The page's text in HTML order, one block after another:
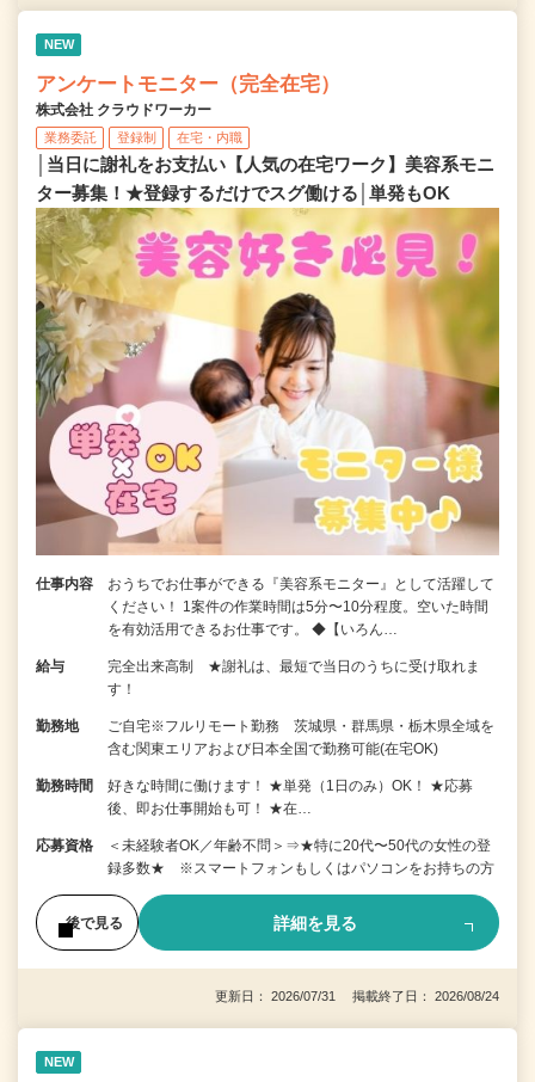
NEW
アンケートモニター（完全在宅）
株式会社 クラウドワーカー
業務委託 登録制 在宅・内職
│当日に謝礼をお支払い【人気の在宅ワーク】美容系モニ
ター募集！★登録するだけでスグ働ける│単発もOK
仕事内容
おうちでお仕事ができる『美容系モニター』として活躍して
ください！ 1案件の作業時間は5分〜10分程度。空いた時間
を有効活用できるお仕事です。 ◆【いろん…
給与
完全出来高制 ★謝礼は、最短で当日のうちに受け取れま
す！
勤務地
ご自宅※フルリモート勤務 茨城県・群馬県・栃木県全域を
含む関東エリアおよび日本全国で勤務可能(在宅OK)
勤務時間
好きな時間に働けます！ ★単発（1日のみ）OK！ ★応募
後、即お仕事開始も可！ ★在…
応募資格
＜未経験者OK／年齢不問＞⇒★特に20代〜50代の女性の登
録多数★ ※スマートフォンもしくはパソコンをお持ちの方
後で見る 詳細を見る
更新日： 2026/07/31 掲載終了日： 2026/08/24
NEW